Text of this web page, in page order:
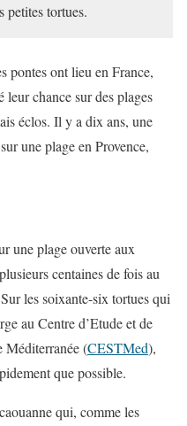
petites tortues.
pontes ont lieu en France,
leur chance sur des plages
éclos. Il y a dix ans, une
une plage en Provence,
une plage ouverte aux
centaines de fois au
les soixante-six tortues qui
au Centre d’Etude et de
Méditerranée (CESTMed),
que possible.
qui, comme les